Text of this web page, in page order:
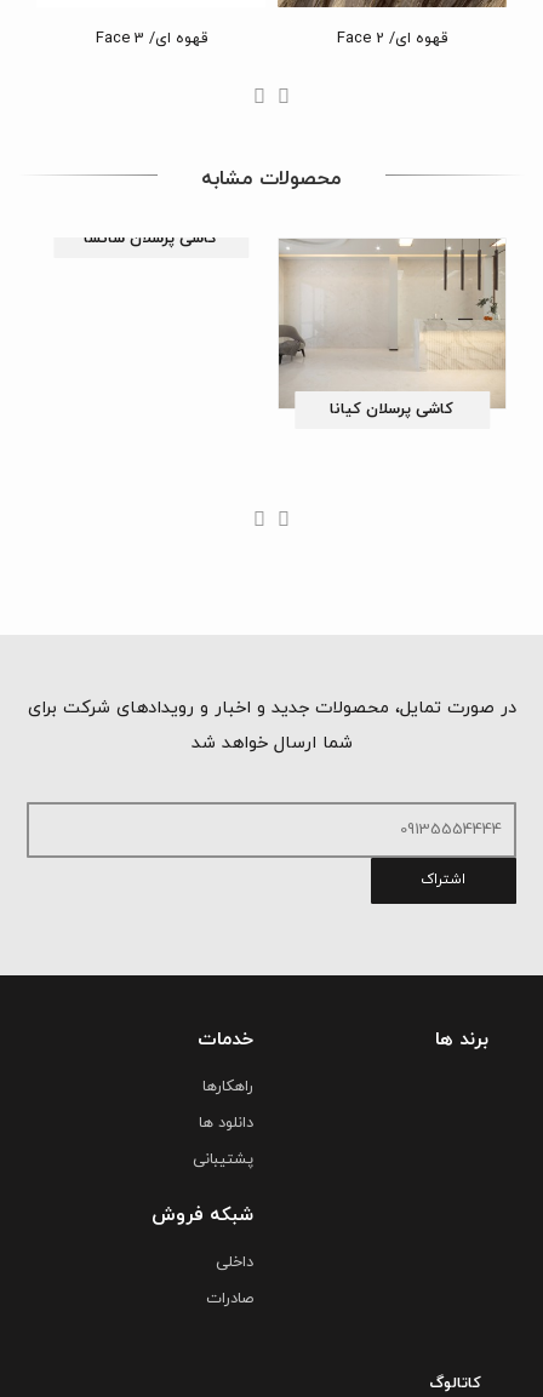
قهوه ای/ Face 2 قهوه ای/ Face 3
محصولات مشابه
کاشی پرسلان کیانا
کاشی پرسلان سانسا
در صورت تمایل، محصولات جدید و اخبار و رویدادهای شرکت برای
شما ارسال خواهد شد
اشتراک
برند ها خدمات
راهکارها
دانلود ها
پشتیبانی
شبکه فروش
داخلی
صادرات
کاتالوگ